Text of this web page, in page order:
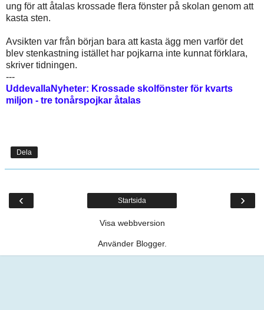
ung för att åtalas krossade flera fönster på skolan genom att
kasta sten.
Avsikten var från början bara att kasta ägg men varför det
blev stenkastning istället har pojkarna inte kunnat förklara,
skriver tidningen.
---
UddevallaNyheter: Krossade skolfönster för kvarts
miljon - tre tonårspojkar åtalas
Dela
‹ ›
Startsida
Visa webbversion
Använder Blogger.